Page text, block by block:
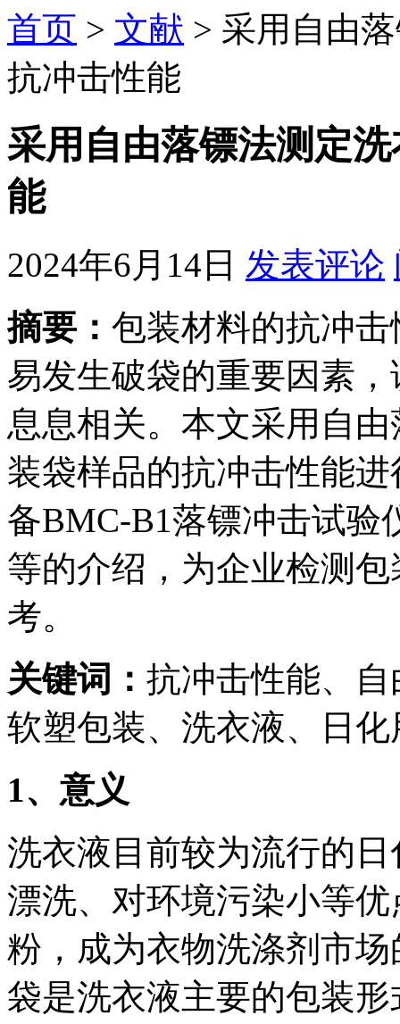
首页 > 文献 > 采用自由
抗冲击性能
采用自由落镖法测定
能
2024年6月14日 发表评论
摘要： 包装材料的抗冲
易发生破袋的重要因素
息息相关。本文采用自
装袋样品的抗冲击性能
备BMC-B1落镖冲击试验
等的介绍，为企业检测
考。
关键词： 抗冲击性能、
软塑包装、洗衣液、日
1、意义
洗衣液目前较为流行的
漂洗、对环境污染小等
粉，成为衣物洗涤剂市
袋是洗衣液主要的包装形